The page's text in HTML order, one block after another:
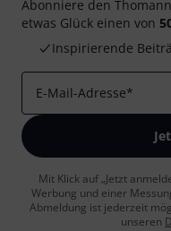
Abonniere den
etwas Glück einen von
Inspirierende
E-Mail-Adresse*
Mit Klick auf „Jetzt
Werbung und einer
Abmeldung ist jederzeit
unseren